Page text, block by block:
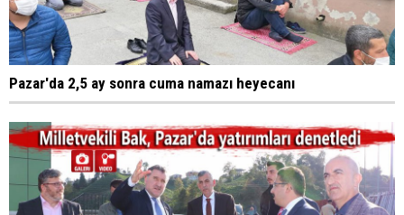
Pazar'da 2,5 ay sonra cuma namazı heyecanı